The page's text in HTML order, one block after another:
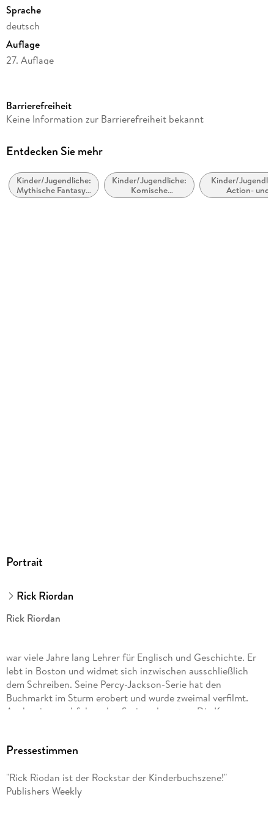
Sprache
deutsch
Auflage
27. Auflage
Altersempfehlung
Reihe
Autor/Autorin
Rick Riordan
Barrierefreiheit
Keine Information zur Barrierefreiheit bekannt
Entdecken Sie mehr
Kinder/Jugendliche:
Mythische Fantasy /
Mythische Fiktion
Kinder/Jugendliche:
Komische
(humorvolle)
Kinder/
Action- und
Portrait
Rick Riordan
Rick Riordan
war viele Jahre lang Lehrer für Englisch und Geschichte. Er
lebt in Boston und widmet sich inzwischen ausschließlich
dem Schreiben. Seine Percy-Jackson-Serie hat den
Buchmarkt im Sturm erobert und wurde zweimal verfilmt.
Auch seine nachfolgenden Serien, darunter »Die Kane-
auf Anhieb den Sprung auf die internationalen
Pressestimmen
"Rick Riodan ist der Rockstar der Kinderbuchszene!"
Publishers Weekly